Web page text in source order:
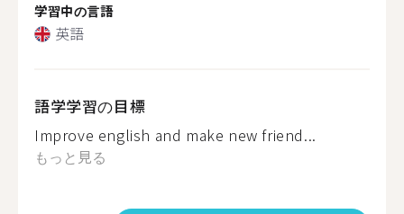
学習中の言語
英語
語学学習の目標
Improve english and make new friend...
もっと見る